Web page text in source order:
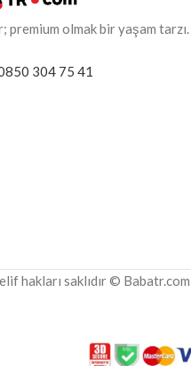
premium olmak bir yaşam
304 75 41
hakları saklıdır © Babatr.com